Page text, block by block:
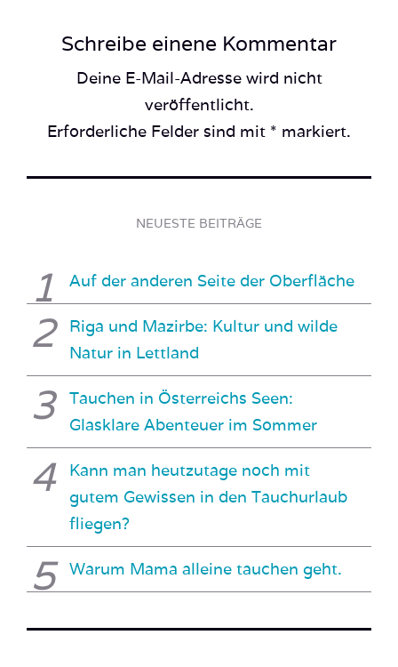
Schreibe einene Kommentar
Deine E-Mail-Adresse wird nicht
veröffentlicht.
Erforderliche Felder sind mit * markiert.
NEUESTE BEITRÄGE
Auf der anderen Seite der Oberfläche
Riga und Mazirbe: Kultur und wilde
Natur in Lettland
Tauchen in Österreichs Seen:
Glasklare Abenteuer im Sommer
Kann man heutzutage noch mit
gutem Gewissen in den Tauchurlaub
fliegen?
Warum Mama alleine tauchen geht.